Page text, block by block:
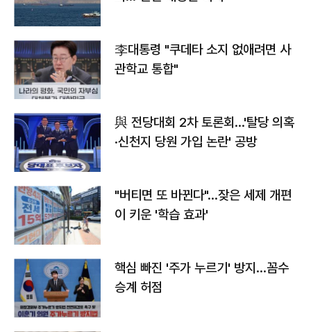
李대통령 "쿠데타 소지 없애려면 사
관학교 통합"
與 전당대회 2차 토론회…'탈당 의혹
·신천지 당원 가입 논란' 공방
"버티면 또 바뀐다"…잦은 세제 개편
이 키운 '학습 효과'
핵심 빠진 '주가 누르기' 방지…꼼수
승계 허점